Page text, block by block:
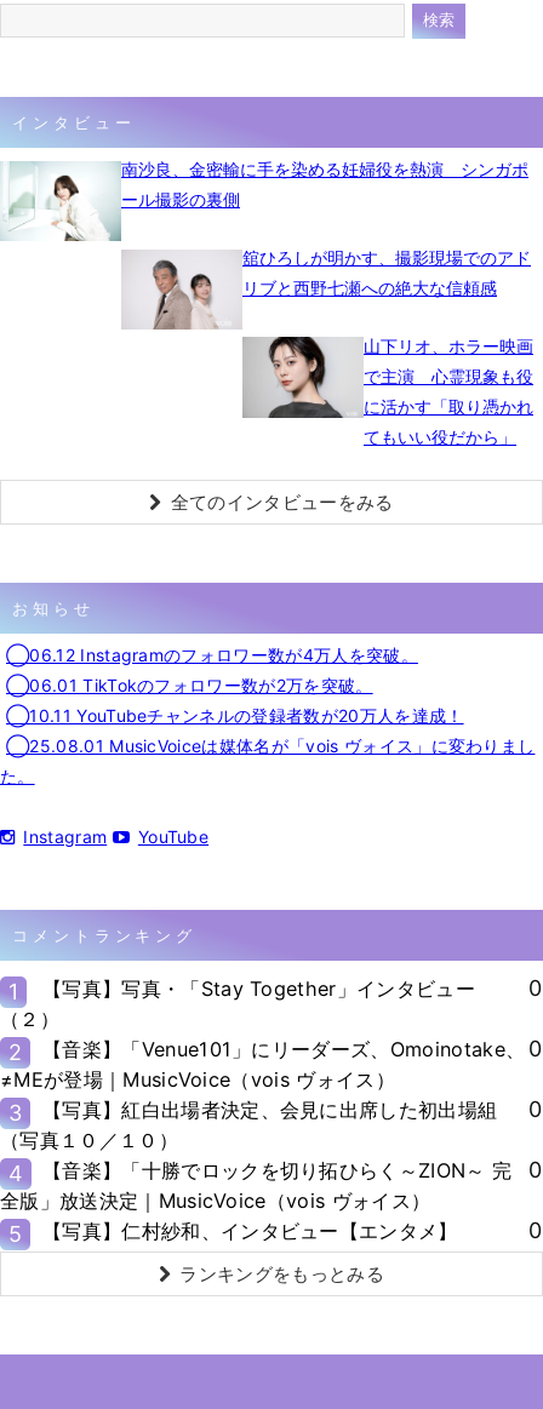
インタビュー
南沙良、金密輸に手を染める妊婦役を熱演 シンガポ
ール撮影の裏側
舘ひろしが明かす、撮影現場でのアド
リブと西野七瀬への絶大な信頼感
山下リオ、ホラー映画
で主演 心霊現象も役
に活かす「取り憑かれ
てもいい役だから」
全てのインタビューをみる
お知らせ
◯06.12 Instagramのフォロワー数が4万人を突破。
◯06.01 TikTokのフォロワー数が2万を突破。
◯10.11 YouTubeチャンネルの登録者数が20万人を達成！
◯25.08.01 MusicVoiceは媒体名が「vois ヴォイス」に変わりまし
た。
Instagram YouTube
コメントランキング
1
【写真】写真・「Stay Together」インタビュー
（２）
0
2
【音楽】「Venue101」にリーダーズ、Omoinotake、
≠MEが登場｜MusicVoice（vois ヴォイス）
0
3
【写真】紅白出場者決定、会見に出席した初出場組
（写真１０／１０）
0
4
【音楽】「十勝でロックを切り拓ひらく～ZION～ 完
全版」放送決定｜MusicVoice（vois ヴォイス）
0
5 【写真】仁村紗和、インタビュー【エンタメ】 0
ランキングをもっとみる